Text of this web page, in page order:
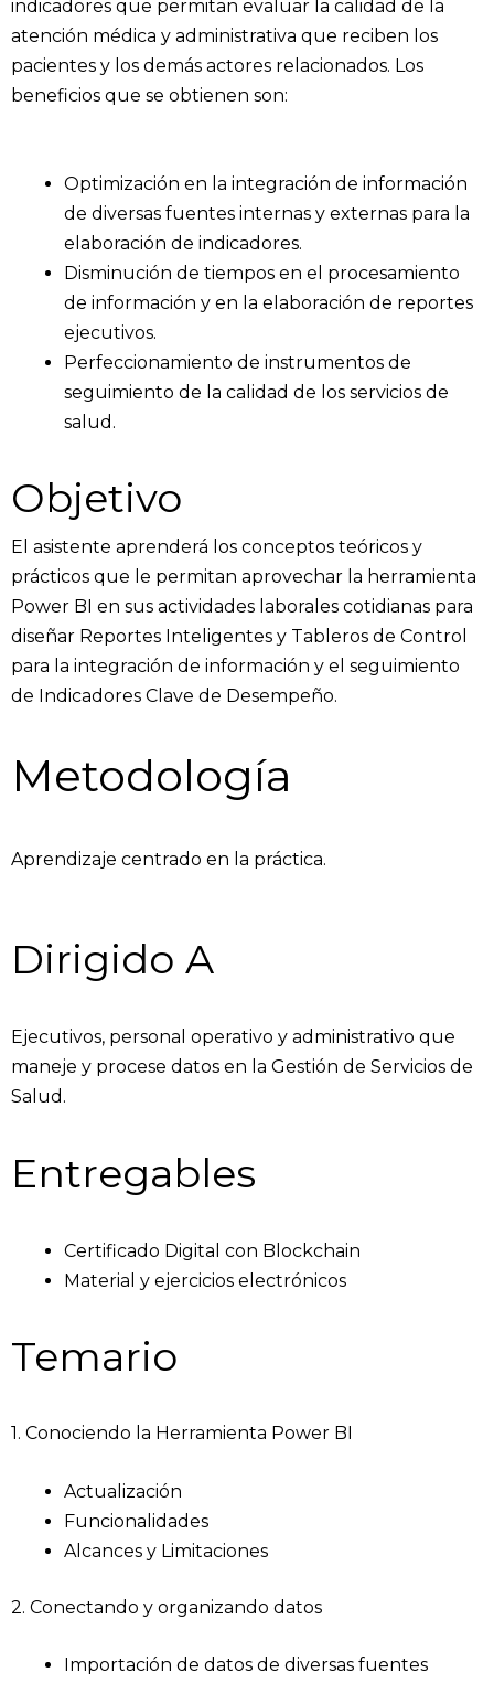
indicadores que permitan evaluar la calidad de la
atención médica y administrativa que reciben los
pacientes y los demás actores relacionados. Los
beneficios que se obtienen son:
Optimización en la integración de información
de diversas fuentes internas y externas para la
elaboración de indicadores.
Disminución de tiempos en el procesamiento
de información y en la elaboración de reportes
ejecutivos.
Perfeccionamiento de instrumentos de
seguimiento de la calidad de los servicios de
salud.
Objetivo
El asistente aprenderá los conceptos teóricos y
prácticos que le permitan aprovechar la herramienta
Power BI en sus actividades laborales cotidianas para
diseñar Reportes Inteligentes y Tableros de Control
para la integración de información y el seguimiento
de Indicadores Clave de Desempeño.
Metodología
Aprendizaje centrado en la práctica.
Dirigido A
Ejecutivos, personal operativo y administrativo que
maneje y procese datos en la Gestión de Servicios de
Salud.
Entregables
Certificado Digital con Blockchain
Material y ejercicios electrónicos
Temario
1. Conociendo la Herramienta Power BI
Actualización
Funcionalidades
Alcances y Limitaciones
2. Conectando y organizando datos
Importación de datos de diversas fuentes